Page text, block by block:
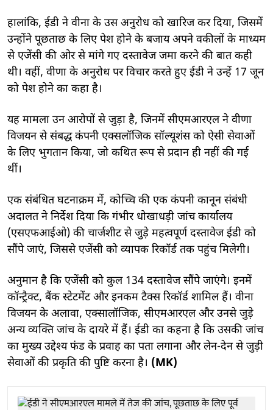
हालांकि, ईडी ने वीना के उस अनुरोध को खारिज कर दिया, जिसमें
उन्होंने पूछताछ के लिए पेश होने के बजाय अपने वकीलों के माध्यम
से एजेंसी की ओर से मांगे गए दस्तावेज जमा करने की बात कही
थी। वहीं, वीणा के अनुरोध पर विचार करते हुए ईडी ने उन्हें 17 जून
को पेश होने का कहा है।
यह मामला उन आरोपों से जुड़ा है, जिनमें सीएमआरएल ने वीणा
विजयन से संबद्ध कंपनी एक्सलॉजिक सॉल्यूशंस को ऐसी सेवाओं
के लिए भुगतान किया, जो कथित रूप से प्रदान ही नहीं की गई
थीं।
एक संबंधित घटनाक्रम में, कोच्चि की एक कंपनी कानून संबंधी
अदालत ने निर्देश दिया कि गंभीर धोखाधड़ी जांच कार्यालय
(एसएफआईओ) की चार्जशीट से जुड़े महत्वपूर्ण दस्तावेज ईडी को
सौंपे जाएं, जिससे एजेंसी को व्यापक रिकॉर्ड तक पहुंच मिलेगी।
अनुमान है कि एजेंसी को कुल 134 दस्तावेज सौंपे जाएंगे। इनमें
कॉन्ट्रैक्ट, बैंक स्टेटमेंट और इनकम टैक्स रिकॉर्ड शामिल हैं। वीना
विजयन के अलावा, एक्सालॉजिक, सीएमआरएल और उनसे जुड़े
अन्य व्यक्ति जांच के दायरे में हैं। ईडी का कहना है कि उसकी जांच
का मुख्य उद्देश्य फंड के प्रवाह का पता लगाना और लेन-देन से जुड़ी
सेवाओं की प्रकृति की पुष्टि करना है। (MK)